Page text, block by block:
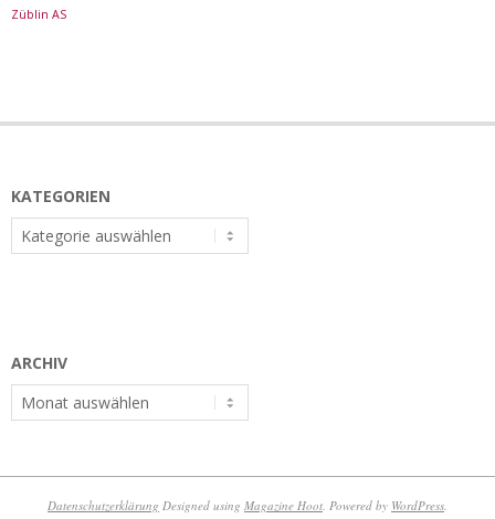
Züblin AS
KATEGORIEN
Kategorien
ARCHIV
Archiv
Datenschutzerklärung Designed using Magazine Hoot . Powered by WordPress